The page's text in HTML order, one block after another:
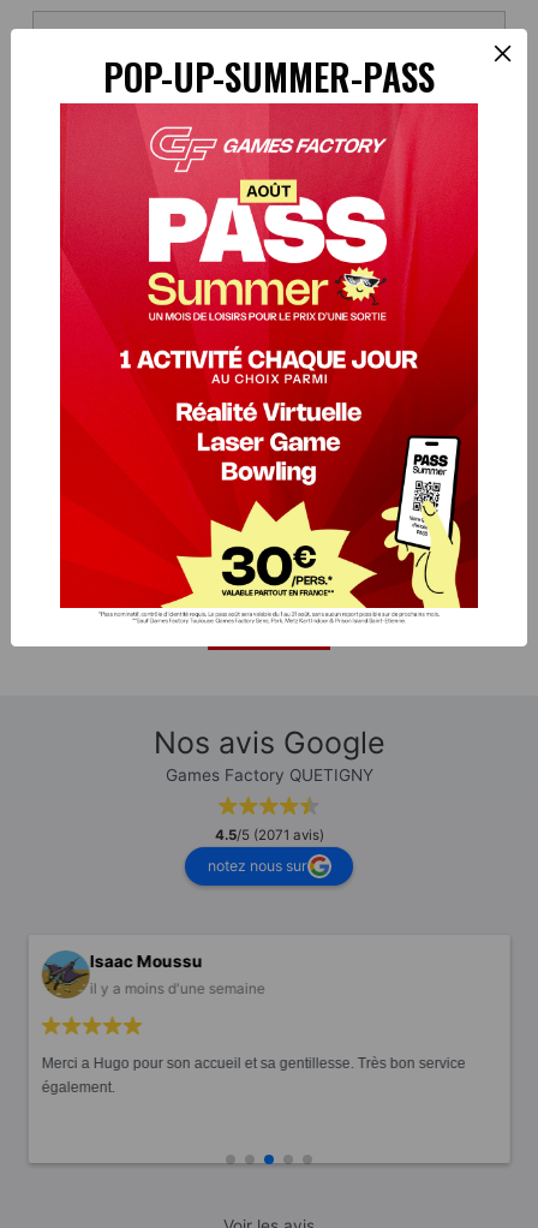
COMPLEXE *
MESSAGE
Nos avis Google
Games Factory QUETIGNY
4.5/5 (2071 avis)
notez nous sur
Isaac Moussu
il y a moins d'une semaine
Merci a Hugo pour son accueil et sa gentillesse. Très bon service
également.
×
POP-UP-SUMMER-PASS